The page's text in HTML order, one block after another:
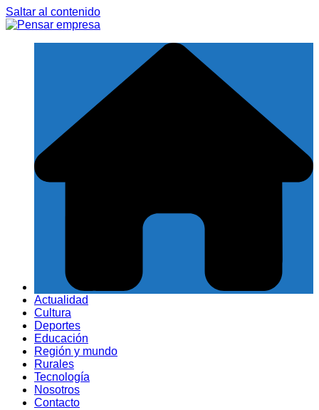
Saltar al contenido
Actualidad
Cultura
Deportes
Educación
Región y mundo
Rurales
Tecnología
Nosotros
Contacto